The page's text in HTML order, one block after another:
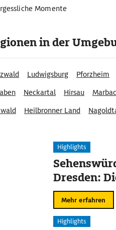
Momente
in der
Ludwigsburg Pforzheim
Neckartal Hirsau
Heilbronner Land
Highlights
Dresden:
Mehr erfahren
Highlights